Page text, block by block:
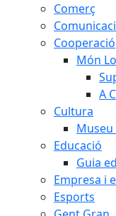
Comerç
Cooperació
Món
A
Cultura
Museu
Educació
Guia
Empresa i
Esports